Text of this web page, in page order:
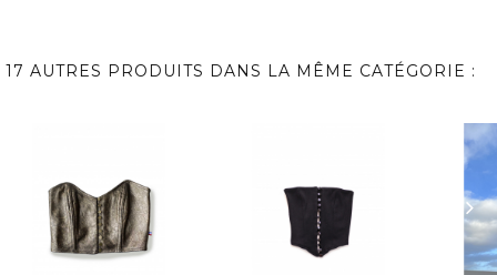
17 AUTRES PRODUITS DANS LA MÊME CATÉGORIE :